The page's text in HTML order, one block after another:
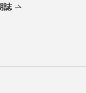
誌